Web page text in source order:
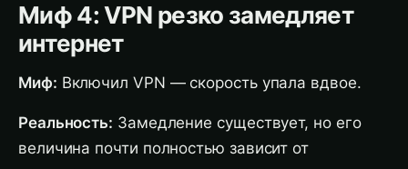
Миф 4: VPN резко замедляет
интернет
Миф: Включил VPN — скорость упала вдвое.
Реальность: Замедление существует, но его
величина почти полностью зависит от